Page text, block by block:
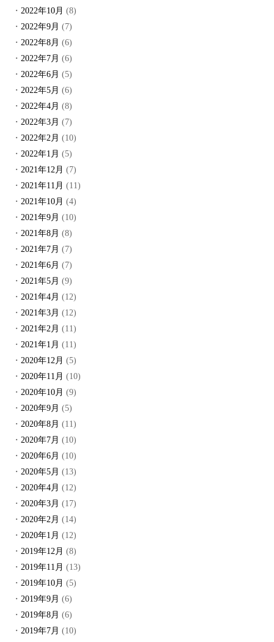
2022年10月 (8)
2022年9月 (7)
2022年8月 (6)
2022年7月 (6)
2022年6月 (5)
2022年5月 (6)
2022年4月 (8)
2022年3月 (7)
2022年2月 (10)
2022年1月 (5)
2021年12月 (7)
2021年11月 (11)
2021年10月 (4)
2021年9月 (10)
2021年8月 (8)
2021年7月 (7)
2021年6月 (7)
2021年5月 (9)
2021年4月 (12)
2021年3月 (12)
2021年2月 (11)
2021年1月 (11)
2020年12月 (5)
2020年11月 (10)
2020年10月 (9)
2020年9月 (5)
2020年8月 (11)
2020年7月 (10)
2020年6月 (10)
2020年5月 (13)
2020年4月 (12)
2020年3月 (17)
2020年2月 (14)
2020年1月 (12)
2019年12月 (8)
2019年11月 (13)
2019年10月 (5)
2019年9月 (6)
2019年8月 (6)
2019年7月 (10)